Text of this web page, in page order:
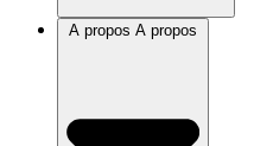
A propos